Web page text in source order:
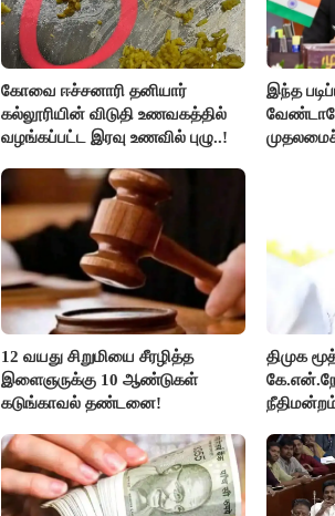
கோவை ஈச்சனாரி தனியார்
கல்லூரியின் விடுதி உணவகத்தில்
வழங்கப்பட்ட இரவு உணவில் புழு..!
இந்த
12 வயது சிறுமியை சீரழித்த
இளைஞருக்கு 10 ஆண்டுகள்
கடுங்காவல் தண்டனை!
திமுக